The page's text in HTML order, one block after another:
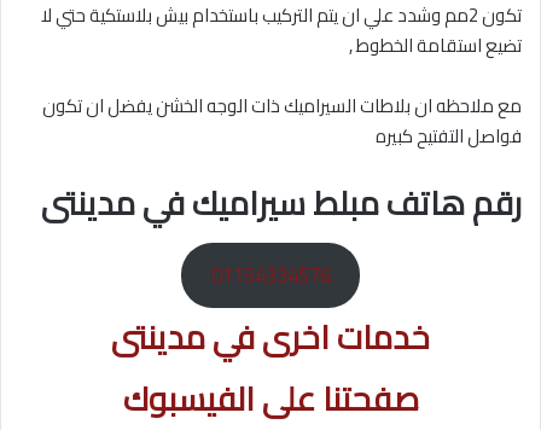
تكون 2مم وشدد علي ان يتم التركيب باستخدام بيش بلاستكية حتي لا
تضيع استقامة الخطوط ,
مع ملاحظه ان بلاطات السيراميك ذات الوجه الخشن يفضل ان تكون
فواصل التفتيح كبيره
رقم هاتف مبلط سيراميك في مدينتى
01154334576
خدمات اخرى في مدينتى
صفحتنا على الفيسبوك